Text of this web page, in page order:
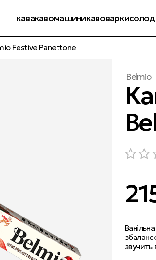
кавакавомашиникавоварки
брендиколекціїоплата і
Festive Panettone
Belmio
звучить